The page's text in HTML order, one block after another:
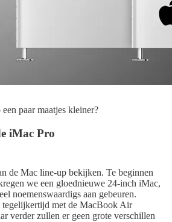
paar maatjes kleiner?
iMac Pro
de Mac line-up bekijken. Te beginnen
we een gloednieuwe 24-inch iMac,
noemenswaardigs aan gebeuren.
tegelijkertijd met de MacBook Air
verder zullen er geen grote verschillen